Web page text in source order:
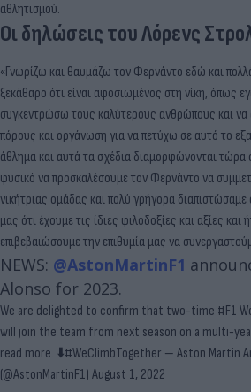
αθλητισμού.
Οι δηλώσεις του Λόρενς
«Γνωρίζω και θαυμάζω τον Φερνάντο εδώ και
ξεκάθαρο ότι είναι αφοσιωμένος στη νίκη, όπως
συγκεντρώσω τους καλύτερους ανθρώπους και
πόρους και οργάνωση για να πετύχω σε αυτό το
άθλημα και αυτά τα σχέδια διαμορφώνονται τώρα
φυσικό να προσκαλέσουμε τον Φερνάντο να
νικήτριας ομάδας και πολύ γρήγορα
μας ότι έχουμε τις ίδιες φιλοδοξίες και αξίες και
επιβεβαιώσουμε την επιθυμία μας να
NEWS: @AstonMartinF1
Alonso for 2023.
We are delighted to confirm that two-time #F1
will join the team from next season on a multi-
read more. ⬇️#WeClimbTogether — Aston Martin
(@AstonMartinF1) August 1, 2022